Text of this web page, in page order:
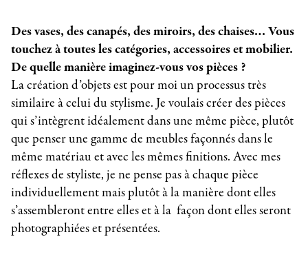
Des vases, des canapés, des miroirs, des chaises… Vous
touchez à toutes les catégories, accessoires et mobilier.
De quelle manière imaginez-vous vos pièces ?
La création d’objets est pour moi un processus très
similaire à celui du stylisme. Je voulais créer des pièces
qui s’intègrent idéalement dans une même pièce, plutôt
que penser une gamme de meubles façonnés dans le
même matériau et avec les mêmes finitions. Avec mes
réflexes de styliste, je ne pense pas à chaque pièce
individuellement mais plutôt à la manière dont elles
s’assembleront entre elles et à la façon dont elles seront
photographiées et présentées.